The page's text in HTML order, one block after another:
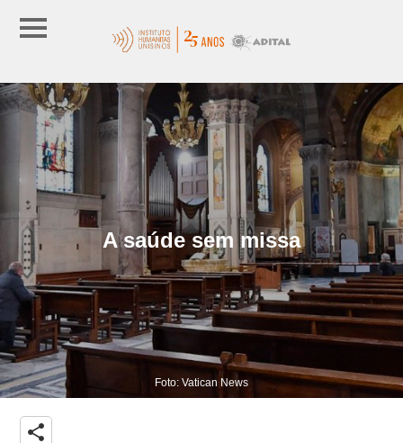
A saúde sem missa
Foto: Vatican News
share